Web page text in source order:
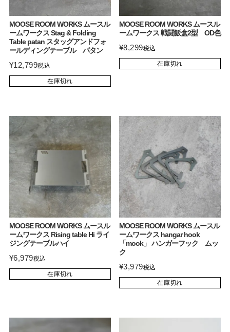
MOOSE ROOM WORKS ムースル
ームワークス Stag & Folding
Table patan スタッグアンドフォ
ールディングテーブル パタン
¥12,799税込
在庫切れ
MOOSE ROOM WORKS ムースル
ームワークス 戦闘飯盒2型 OD色
¥8,299税込
在庫切れ
MOOSE ROOM WORKS ムースル
ームワークス Rising table Hi ライ
ジングテーブルハイ
¥6,979税込
在庫切れ
MOOSE ROOM WORKS ムースル
ームワークス hangar hook
「mook」 ハンガーフック ムッ
ク
¥3,979税込
在庫切れ